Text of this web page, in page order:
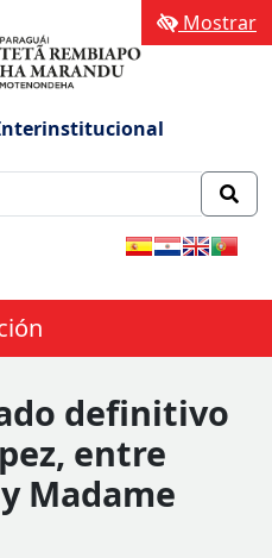
Mostrar
definitivo
entre
Madame